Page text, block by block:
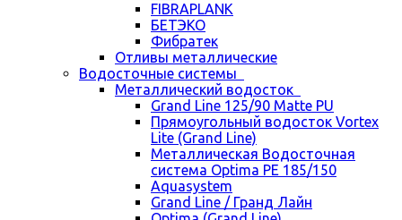
FIBRAPLANK
БЕТЭКО
Фибратек
Отливы металлические
Водосточные системы
Металлический водосток
Grand Line 125/90 Matte PU
Прямоугольный водосток Vortex
Lite (Grand Line)
Металлическая Водосточная
система Optima PE 185/150
Aquasystem
Grand Line / Гранд Лайн